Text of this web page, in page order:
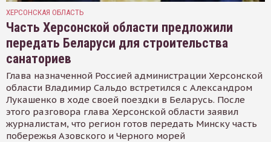
ХЕРСОНСКАЯ ОБЛАСТЬ
Часть Херсонской области предложили
передать Беларуси для строительства
санаториев
Глава назначенной Россией администрации Херсонской
области Владимир Сальдо встретился с Александром
Лукашенко в ходе своей поездки в Беларусь. После
этого разговора глава Херсонской области заявил
журналистам, что регион готов передать Минску часть
побережья Азовского и Черного морей